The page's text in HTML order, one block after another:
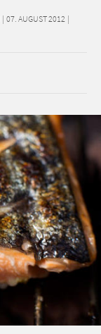
| 07. AUGUST 2012 |